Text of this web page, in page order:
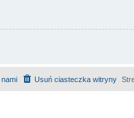
Usuń ciasteczka witryny